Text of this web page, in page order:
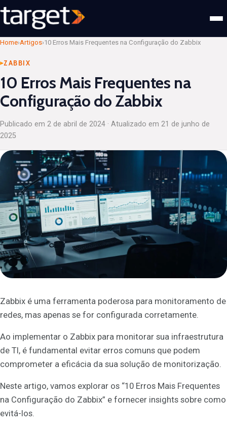
Home›Artigos›10 Erros Mais Frequentes na Configuração do Zabbix
ZABBIX
10 Erros Mais Frequentes na
Configuração do Zabbix
Publicado em 2 de abril de 2024 · Atualizado em 21 de junho de
2025
Zabbix é uma ferramenta poderosa para monitoramento de
redes, mas apenas se for configurada corretamente.
Ao implementar o Zabbix para monitorar sua infraestrutura
de TI, é fundamental evitar erros comuns que podem
comprometer a eficácia da sua solução de monitorização.
Neste artigo, vamos explorar os “10 Erros Mais Frequentes
na Configuração do Zabbix” e fornecer insights sobre como
evitá-los.